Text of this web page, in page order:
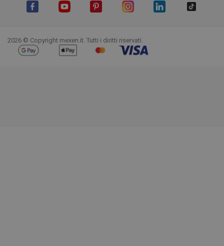
2026 © Copyright mexen.it. Tutti i diritti riservati.